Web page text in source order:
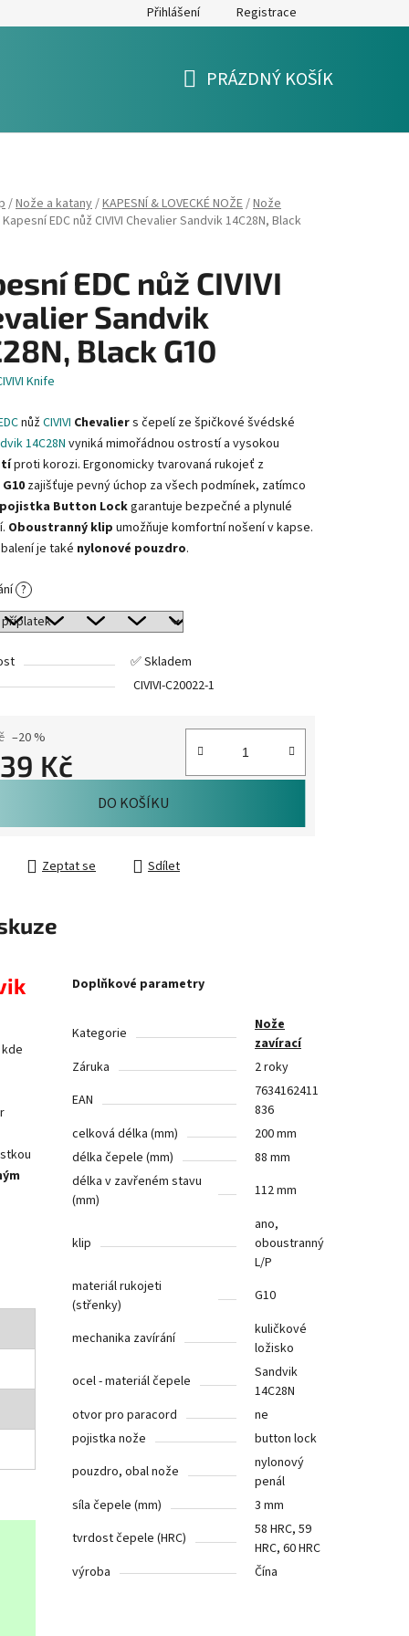
Formulář pro reklamaci a výměnu zboží Moje objednávka
Přihlášení Registrace
PRÁZDNÝ KOŠÍK
/Nože a katany/KAPESNÍ & LOVECKÉ NOŽE/Nože
Kapesní EDC nůž CIVIVI Chevalier Sandvik 14C28N, Black
EDC nůž CIVIVI
Sandvik
Black G10
Knife
nůžCIVIVI Chevaliers čepelí ze špičkové švédské
14C28N vyniká mimořádnou ostrostí a vysokou
proti korozi. Ergonomicky tvarovaná rukojeť z
zajišťuje pevný úchop za všech podmínek, zatímco
pojistka Button Lockgarantuje bezpečné a plynulé
Oboustranný klip umožňuje komfortní nošení v kapse.
je také nylonové pouzdro.
?
✅ Skladem
CIVIVI-C20022-1
–20 %
Kč
DO KOŠÍKU
Zeptat se Sdílet
Doplňkové parametry
Kategorie
Nože
zavírací
Záruka
2 roky
EAN
7634162411
836
celková délka (mm)
200 mm
délka čepele (mm)
88 mm
délka v zavřeném stavu
(mm)
112 mm
klip
ano,
oboustranný
L/P
materiál rukojeti
(střenky)
G10
mechanika zavírání
kuličkové
ložisko
ocel - materiál čepele
Sandvik
14C28N
otvor pro paracord
ne
pojistka nože
button lock
pouzdro, obal nože
nylonový
penál
síla čepele (mm)
3 mm
tvrdost čepele (HRC)
58 HRC, 59
HRC, 60 HRC
výroba
Čína